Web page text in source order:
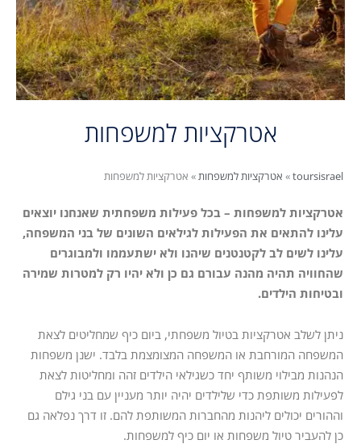
אטרקציות למשפחות
toursisrael
» אטרקציות למשפחות» אטרקציות למשפחות
אטרקציות למשפחות – בכל פעילות משפחתית שאנחנו יוצאים
עלינו להתאים את הפעילות לגילאים השונים של בני המשפחה,
עלינו לשים לב לקטנטנים שיהנו ולא ישתעממו ולמבוגרים
שהחוויה תהיה מהנה עבורם גם כן ולא יהיו רק למטרות שמירה
ובטיחות הילדים.
ניתן לשלב אטרקציות בטיול משפחתי, ביום כיף שמחליטים לצאת
המשפחה המורחבת או המשפחה המצומצמת בלבד. ישנן משפחות
הנהנות מבילוי משותף יחד כשגילאי הילדים זהה ומחליטות לצאת
לפעילות משותפת כדי שלילדים יהיה יותר מעניין עם בני גילם
וההורים יכולים ליהנות מהחברות המשותפת להם. זו דרך נפלאה גם
כן להעביר טיול משפחות או יום כיף למשפחות.